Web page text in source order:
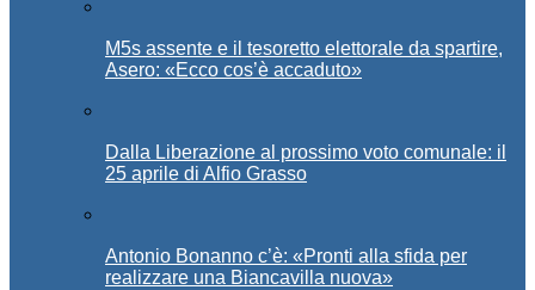
M5s assente e il tesoretto elettorale da spartire,
Asero: «Ecco cos’è accaduto»
Dalla Liberazione al prossimo voto comunale: il
25 aprile di Alfio Grasso
Antonio Bonanno c’è: «Pronti alla sfida per
realizzare una Biancavilla nuova»